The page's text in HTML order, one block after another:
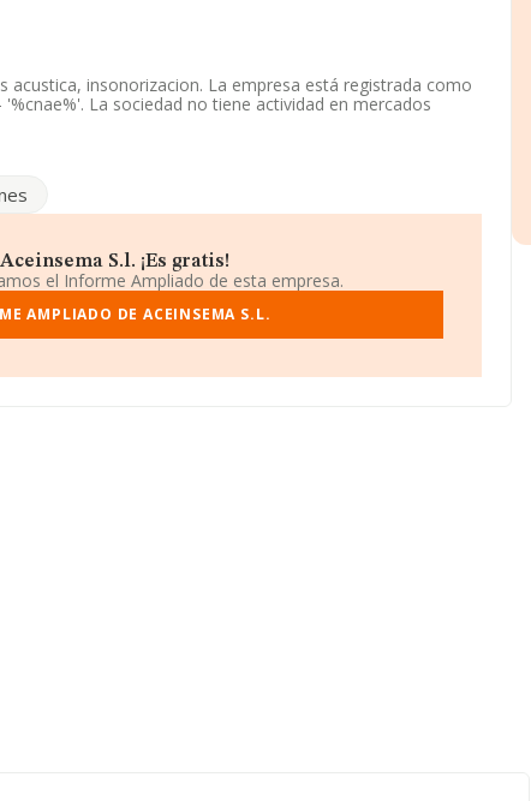
acustica, insonorizacion. La empresa está registrada como
'%cnae%'. La sociedad no tiene actividad en mercados
sobre 188.948 empresas pertenecientes al sector, la
asciende a los 194 mil euros. En relación con la
la base de datos INFORMA constan 26948 empresas,
6.109 millones de euros. Con el fin de ampliar la
media de antigüedad desde la constitución es de 17 años.
S.l. ¡Es gratis!
el Informe Ampliado de esta empresa.
AMPLIADO DE ACEINSEMA S.L.